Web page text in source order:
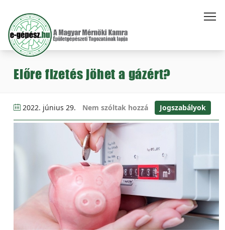
Előre fizetés jöhet a gázért?
2022. június 29. Nem szóltak hozzá Jogszabályok